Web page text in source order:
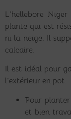
L’hellebore
plante qui est
ni la neige. Il
calcaire.
Il est idéal pour
l’extérieur en pot.
Pour
et bien